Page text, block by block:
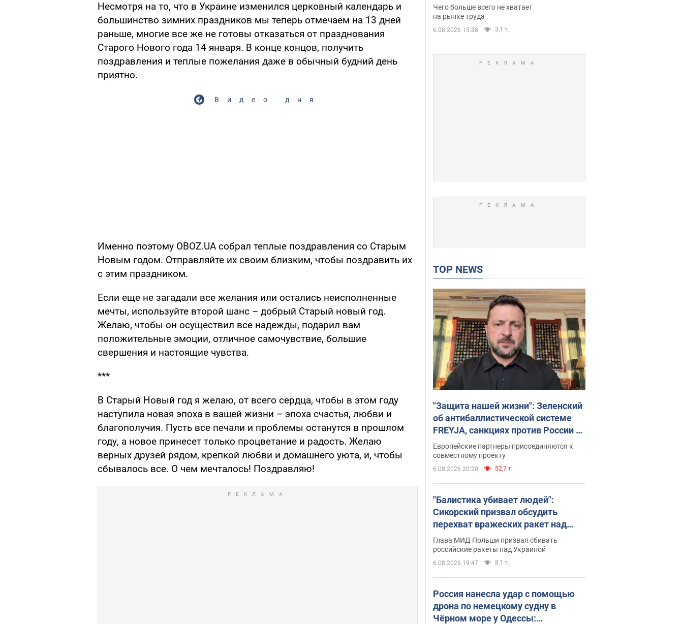
Несмотря на то, что в Украине изменился церковный календарь и
большинство зимних праздников мы теперь отмечаем на 13 дней
раньше, многие все же не готовы отказаться от празднования
Старого Нового года 14 января. В конце концов, получить
поздравления и теплые пожелания даже в обычный будний день
приятно.
Видео дня
Именно поэтому OBOZ.UA собрал теплые поздравления со Старым
Новым годом. Отправляйте их своим близким, чтобы поздравить их
с этим праздником.
Если еще не загадали все желания или остались неисполненные
мечты, используйте второй шанс – добрый Старый новый год.
Желаю, чтобы он осуществил все надежды, подарил вам
положительные эмоции, отличное самочувствие, большие
свершения и настоящие чувства.
***
В Старый Новый год я желаю, от всего сердца, чтобы в этом году
наступила новая эпоха в вашей жизни – эпоха счастья, любви и
благополучия. Пусть все печали и проблемы останутся в прошлом
году, а новое принесет только процветание и радость. Желаю
верных друзей рядом, крепкой любви и домашнего уюта, и, чтобы
сбывалось все. О чем мечталось! Поздравляю!
вакансии
Чего больше всего не хватает
на рынке труда
6.08.2026 15:38 3,1 т.
TOP NEWS
"Защита нашей жизни": Зеленский
об антибаллистической системе
FREYJA, санкциях против России и
поддержке аграриев. Видео
Европейские партнеры присоединяются к
совместному проекту
6.08.2026 20:20 52,7 т.
"Балистика убивает людей":
Сикорский призвал обсудить
перехват вражеских ракет над
Украиной
Глава МИД Польши призвал сбивать
российские ракеты над Украиной
6.08.2026 19:47 8,1 т.
Россия нанесла удар с помощью
дрона по немецкому судну в
Чёрном море у Одессы: